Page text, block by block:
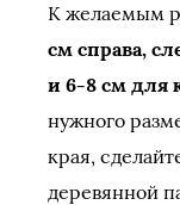
К желаемым
см справа,
и 6-8 см для
нужного
края,
деревянной